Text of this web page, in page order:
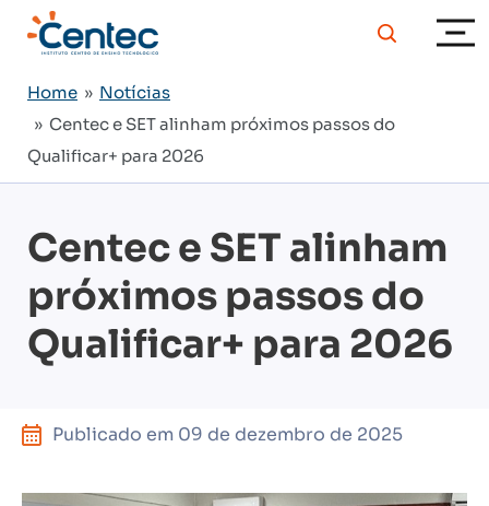
Home » Notícias
» Centec e SET alinham próximos passos do
Qualificar+ para 2026
Centec e SET alinham
próximos passos do
Qualificar+ para 2026
Publicado em 09 de dezembro de 2025